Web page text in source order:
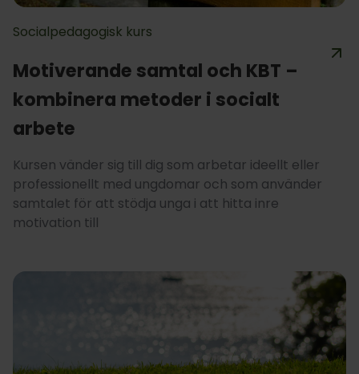
Socialpedagogisk kurs
Motiverande samtal och KBT –
kombinera metoder i socialt
arbete
Kursen vänder sig till dig som arbetar ideellt eller
professionellt med ungdomar och som använder
samtalet för att stödja unga i att hitta inre
motivation till